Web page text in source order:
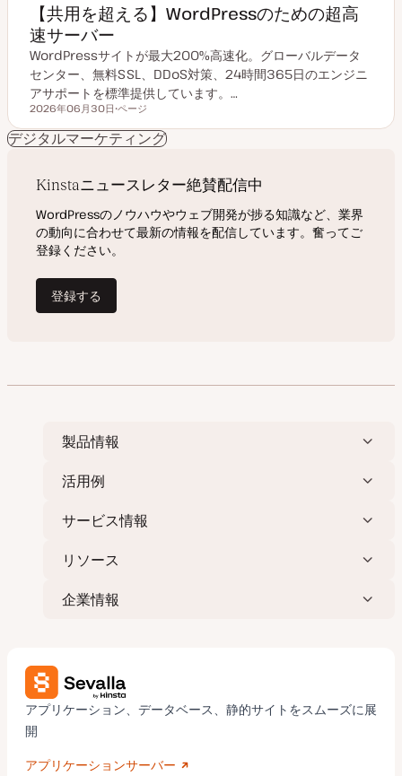
【共用を超える】WordPressのための超高
速サーバー
WordPressサイトが最大200%高速化。グローバルデータ
センター、無料SSL、DDoS対策、24時間365日のエンジニ
アサポートを標準提供しています。…
更新日
2026年06月30日
稿
タ
ページ
デジタルマーケティング
製品情報
活用例
サービス情報
リソース
企業情報
アプリケーション、データベース、静的サイトをスムーズに展
開
アプリケーションサーバー